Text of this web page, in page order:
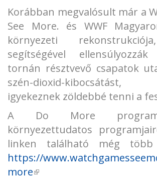
Korábban megvalósult már a
See More. és WWF
környezeti
segítségével
tornán résztvevő csapatok
szén-dioxid-
igyekeznek zöldebbé tenni a
A Do More
környezettudatos
linken található még több
https://
more(külső hivatkozás)